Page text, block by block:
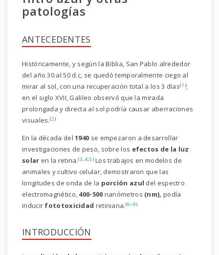
patologías
ANTECEDENTES
Históricamente, y según la Biblia, San Pablo alrededor
del año 30 al 50 d.c, se quedó temporalmente ciego al
mirar al sol, con una recuperación total a los 3 días(1 );
en el siglo XVII, Galileo observó que la mirada
prolongada y directa al sol podría causar aberraciones
visuales.(2)
En la década del1940 se empezaron a desarrollar
investigaciones de peso, sobre los efectos de la luz
solar en la retina.(3 4,5 )Los trabajos en modelos de
animales y cultivo celular, demostraron que las
longitudes de onda de la porción azul del espectro
electromagnético, 400-500 nanómetros (nm), podía
inducir fototoxicidad retiniana.(6–9)
INTRODUCCIÓN